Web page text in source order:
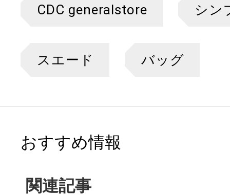
CDC generalstore シン
スエード バッグ
おすすめ情報
関連記事